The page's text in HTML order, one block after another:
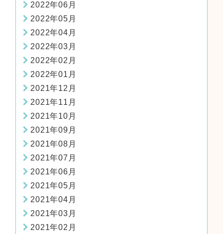
2022年06月
2022年05月
2022年04月
2022年03月
2022年02月
2022年01月
2021年12月
2021年11月
2021年10月
2021年09月
2021年08月
2021年07月
2021年06月
2021年05月
2021年04月
2021年03月
2021年02月